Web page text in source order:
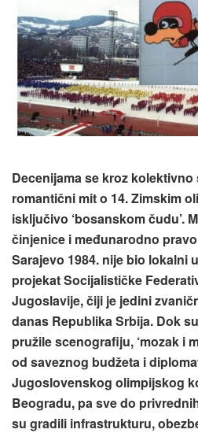
Decenijama se kroz
romantični mit o 14. Zimskim
isključivo ‘bosanskom čudu’.
činjenice i međunarodno
Sarajevo 1984. nije bio lokalni
projekat Socijalističke
Jugoslavije, čiji je jedini
danas Republika Srbija. Dok
pružile scenografiju, ‘mozak i
od saveznog budžeta i
Jugoslovenskog olimpijskog
Beogradu, pa sve do
su gradili infrastrukturu,